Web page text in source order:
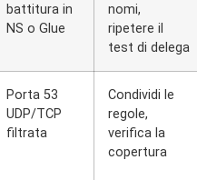
battitura in
NS o Glue
nomi,
ripetere il
test di delega
Porta 53
UDP/TCP
filtrata
Condividi le
regole,
verifica la
copertura